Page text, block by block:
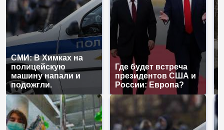
СМИ: В Химках на
полицейскую
машину напали и
подожгли.
Где будет встреча
президентов США и
России: Европа?